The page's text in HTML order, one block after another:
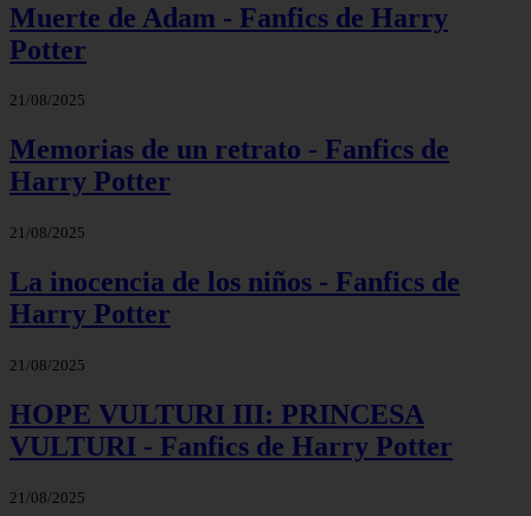
Muerte de Adam - Fanfics de Harry
Potter
21/08/2025
Memorias de un retrato - Fanfics de
Harry Potter
21/08/2025
La inocencia de los niños - Fanfics de
Harry Potter
21/08/2025
HOPE VULTURI III: PRINCESA
VULTURI - Fanfics de Harry Potter
21/08/2025